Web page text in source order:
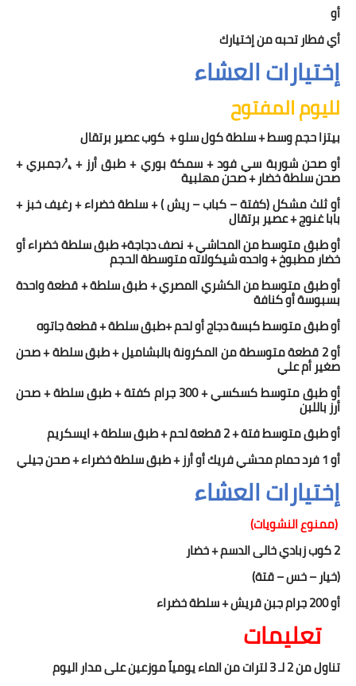
أو
أي فطار تحبه من إختيارك
إختيارات العشاء
لليوم المفتوح
بيتزا حجم وسط + سلطة كول سلو + كوب عصير برتقال
أو صحن شوربة سي فود + سمكة بوري + طبق أرز + ¼ جمبري +
صحن سلطة خضار + صحن مهلبية
أو ثلث مشكل (كفتة – كباب – ريش ) + سلطة خضراء + رغيف خبز +
بابا غنوج + عصير برتقال
أو طبق متوسط من المحاشي + نصف دجاجة+ طبق سلطة خضراء أو
خضار مطبوخ + واحده شيكولاته متوسطة الحجم
أو طبق متوسط من الكشري المصري + طبق سلطة + قطعة واحدة
بسبوسة أو كنافة
أو طبق متوسط كبسة دجاج أو لحم +طبق سلطة + قطعة جاتوه
أو 2 قطعة متوسطة من المكرونة بالبشاميل + طبق سلطة + صحن
صغير أم علي
أو طبق متوسط كسكسي + 300 جرام كفتة + طبق سلطة + صحن
أرز باللبن
أو طبق متوسط فتة + 2 قطعة لحم + طبق سلطة + ايسكريم
أو 1 فرد حمام محشي فريك أو أرز + طبق سلطة خضراء + صحن جيلي
إختيارات العشاء
(ممنوع النشويات)
2كوب زبادي خالى الدسم+خضار
(خيار – خس – قتة)
أو200جرام جبن قريش + سلطة خضراء
تعليمات
تناول من 2 لـ 3 لترات من الماء يومياً موزعين على مدار اليوم